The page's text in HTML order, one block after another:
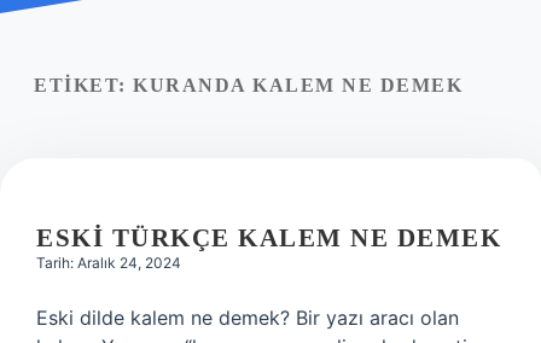
ETIKET: KURANDA KALEM NE DEMEK
ESKI TÜRKÇE KALEM NE DEMEK
Tarih: Aralık 24, 2024
Eski dilde kalem ne demek? Bir yazı aracı olan